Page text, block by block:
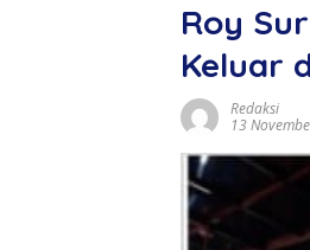
Roy
Keluar
Redaksi
13